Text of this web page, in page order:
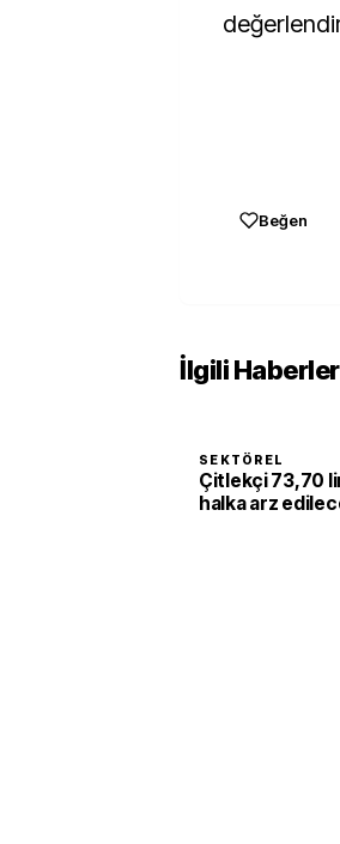
Beğen
İlgili Haberler
SEKTÖREL
Çitlekçi 73,70
halka arz